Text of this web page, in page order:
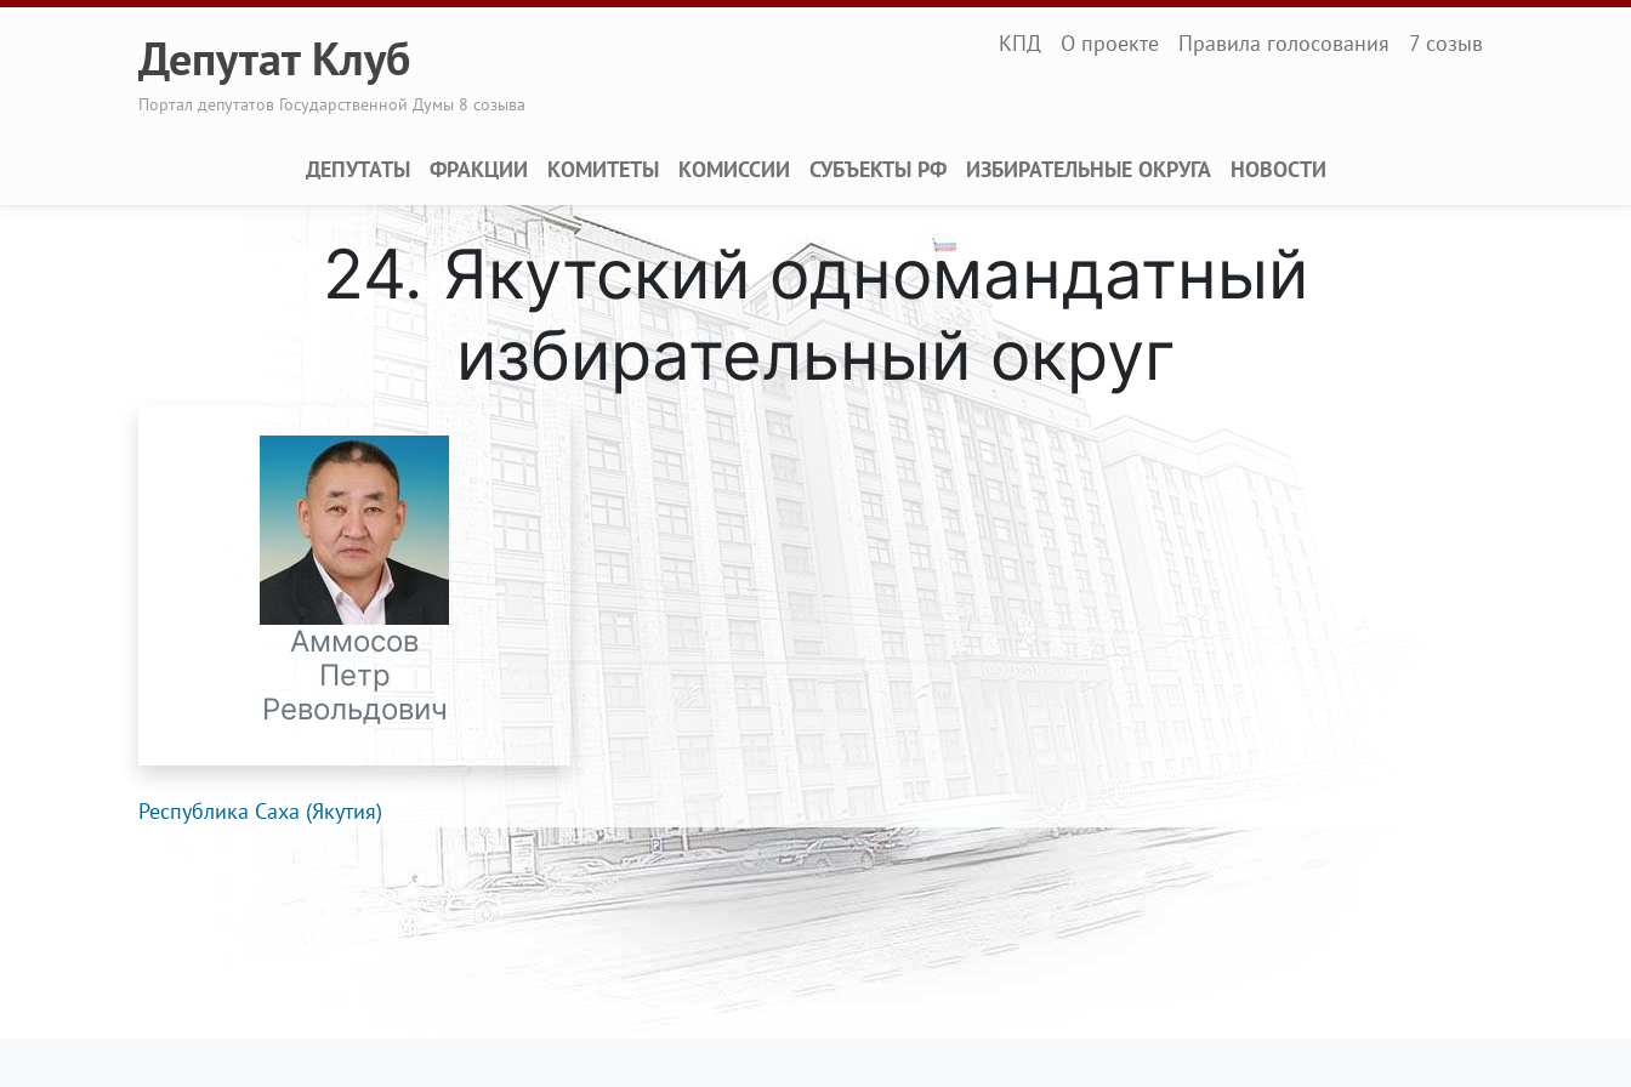
Перейти к основному содержанию
Депутат Клуб
Портал депутатов Государственной Думы 8 созыва
Infopanel
КПД О проекте Правила голосования 7 созыв
Main navigation
ДЕПУТАТЫ ФРАКЦИИ КОМИТЕТЫ КОМИССИИ СУБЪЕКТЫ РФ ИЗБИРАТЕЛЬНЫЕ ОКРУГА НОВОСТИ
24. Якутский одномандатный
избирательный округ
Аммосов
Петр
Револьдович
Республика Саха (Якутия)